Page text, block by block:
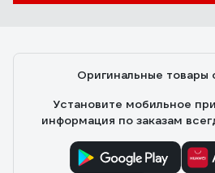
Оригинальные товары
Установите мобильное
информация по заказам